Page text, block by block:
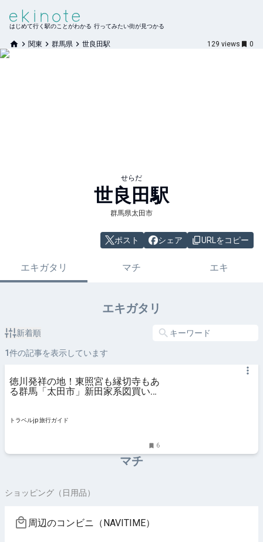
はじめて行く駅のことがわかる 行ってみたい街が見つかる
関東 群馬県 世良田駅 129 views 0
せらだ
世良田駅
群馬県太田市
ポスト シェア URLをコピー
エキガタリ マチ エキ
エキガタリ
新着順
1件の記事を表示しています
徳川発祥の地！東照宮も縁切寺もあ
る群馬「太田市」新田家系図買い噂
トラベルjp 旅行ガイド
6
マチ
ショッピング（日用品）
周辺のコンビニ（NAVITIME）